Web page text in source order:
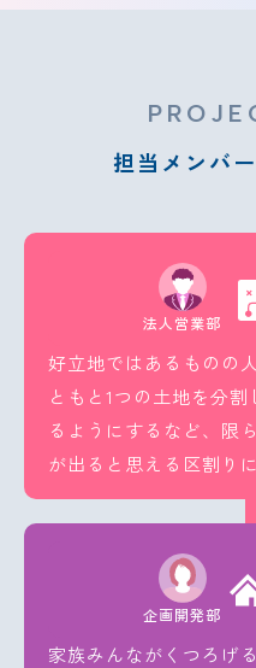
担当メンバ
法人営業部
好立地ではあるものの
ともと1つの土地を分
るようにするなど、限
が出ると思える区割り
企画開発部
家族みんながくつろげ